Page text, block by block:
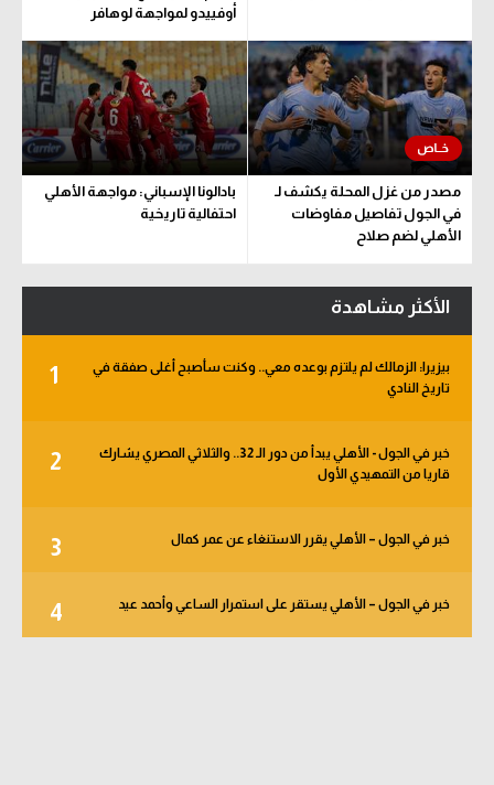
أوفييدو لمواجهة لوهافر
مصدر من غزل المحلة يكشف لـ
في الجول تفاصيل مفاوضات
الأهلي لضم صلاح
بادالونا الإسباني: مواجهة الأهلي
احتفالية تاريخية
الأكثر مشاهدة
1
بيزيرا: الزمالك لم يلتزم بوعده معي.. وكنت سأصبح أغلى صفقة في
تاريخ النادي
2
خبر في الجول - الأهلي يبدأ من دور الـ 32.. والثلاثي المصري يشارك
قاريا من التمهيدي الأول
3 خبر في الجول – الأهلي يقرر الاستنغاء عن عمر كمال
4 خبر في الجول – الأهلي يستقر على استمرار الساعي وأحمد عيد